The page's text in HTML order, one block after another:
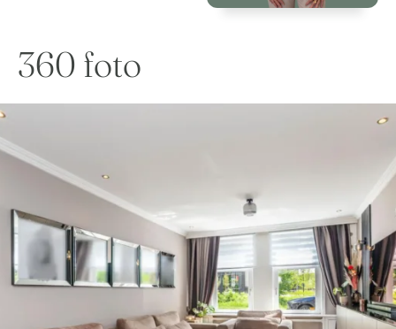
360 foto